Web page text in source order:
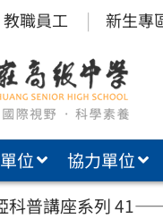
教職員工 新生專
位 協力單位
科普講座系列